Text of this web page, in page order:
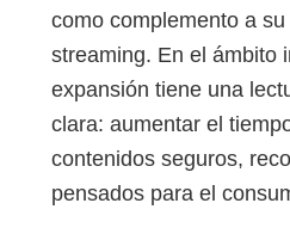
como complemento a
streaming. En el ámbito
expansión tiene una
clara: aumentar el
contenidos seguros,
pensados para el